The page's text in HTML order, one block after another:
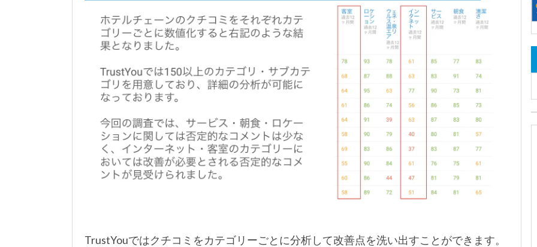
TrustYouではクチコミをカテゴリーごとに分析して改善点を洗い出すことができます。